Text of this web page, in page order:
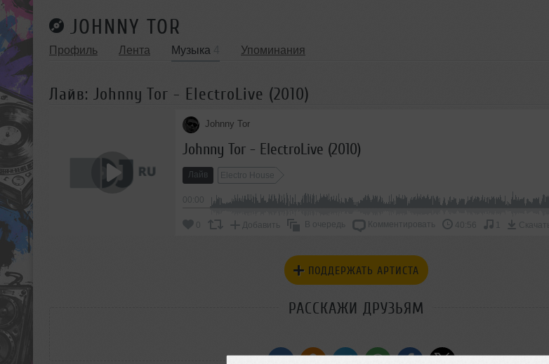
JOHNNY TOR
Профиль Лента Музыка Упоминания
Лайв: Johnny Tor - ElectroLive (2010)
Johnny Tor
Johnny Tor - ElectroLive (2010)
Лайв Electro House
Добавить В очередь Комментировать 40:56 Скачать
ПОДДЕРЖАТЬ АРТИСТА
РАССКАЖИ ДРУЗЬЯМ